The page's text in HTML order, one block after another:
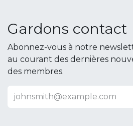
Gardons contact
Abonnez-vous à notre
au courant des dernières
des membres.